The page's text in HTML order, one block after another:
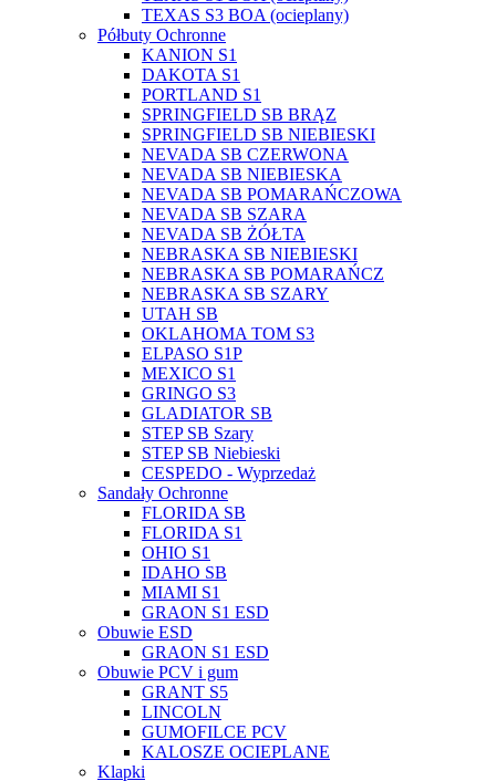
TEXAS S3 BOA (ocieplany)
Półbuty Ochronne
KANION S1
DAKOTA S1
PORTLAND S1
SPRINGFIELD SB BRĄZ
SPRINGFIELD SB NIEBIESKI
NEVADA SB CZERWONA
NEVADA SB NIEBIESKA
NEVADA SB POMARAŃCZOWA
NEVADA SB SZARA
NEVADA SB ŻÓŁTA
NEBRASKA SB NIEBIESKI
NEBRASKA SB POMARAŃCZ
NEBRASKA SB SZARY
UTAH SB
OKLAHOMA TOM S3
ELPASO S1P
MEXICO S1
GRINGO S3
GLADIATOR SB
STEP SB Szary
STEP SB Niebieski
CESPEDO - Wyprzedaż
Sandały Ochronne
FLORIDA SB
FLORIDA S1
OHIO S1
IDAHO SB
MIAMI S1
GRAON S1 ESD
Obuwie ESD
GRAON S1 ESD
Obuwie PCV i gum
GRANT S5
LINCOLN
GUMOFILCE PCV
KALOSZE OCIEPLANE
Klapki